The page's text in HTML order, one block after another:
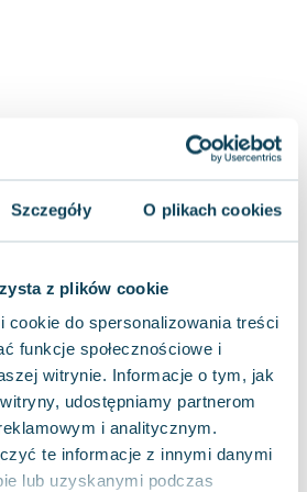
Szczegóły O plikach cookies
z plików cookie
cookie do spersonalizowania treści
funkcje społecznościowe i
witrynie. Informacje o tym, jak
udostępniamy partnerom
i analitycznym.
te informacje z innymi danymi
lub uzyskanymi podczas